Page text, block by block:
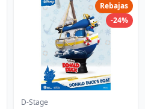
Rebajas
-24%
D-Stage